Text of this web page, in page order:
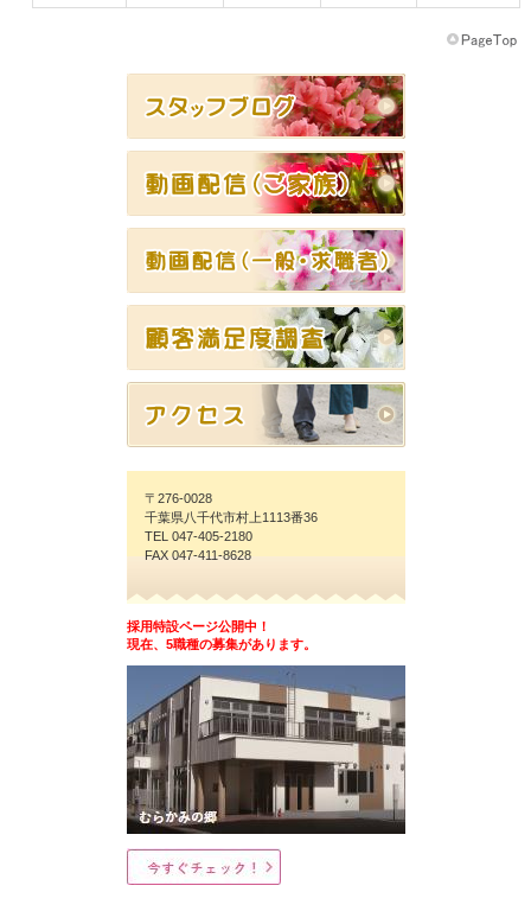
〒276-0028
千葉県八千代市村上1113番36
TEL 047-405-2180
FAX 047-411-8628
採用特設ページ公開中！
現在、5職種の募集があります。